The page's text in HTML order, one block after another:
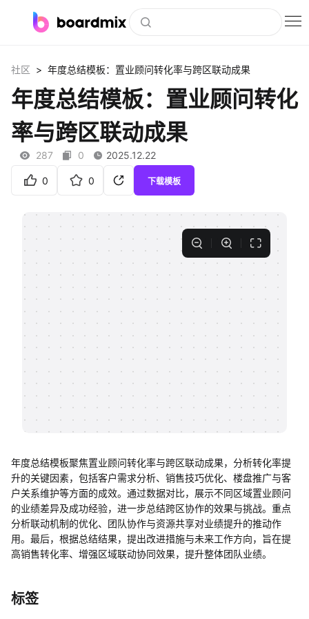
社区资源
会员
企业服务
客户案例
支持
帮助中心
知识分享社区
社区 > 年度总结模板：置业顾问转化率与跨区联动成果
年度总结模板：置业顾问转化
率与跨区联动成果
287 0 2025.12.22
0 0 下载模板
年度总结模板聚焦置业顾问转化率与跨区联动成果，分析转化率提
升的关键因素，包括客户需求分析、销售技巧优化、楼盘推广与客
户关系维护等方面的成效。通过数据对比，展示不同区域置业顾问
的业绩差异及成功经验，进一步总结跨区协作的效果与挑战。重点
分析联动机制的优化、团队协作与资源共享对业绩提升的推动作
用。最后，根据总结结果，提出改进措施与未来工作方向，旨在提
高销售转化率、增强区域联动协同效果，提升整体团队业绩。
标签